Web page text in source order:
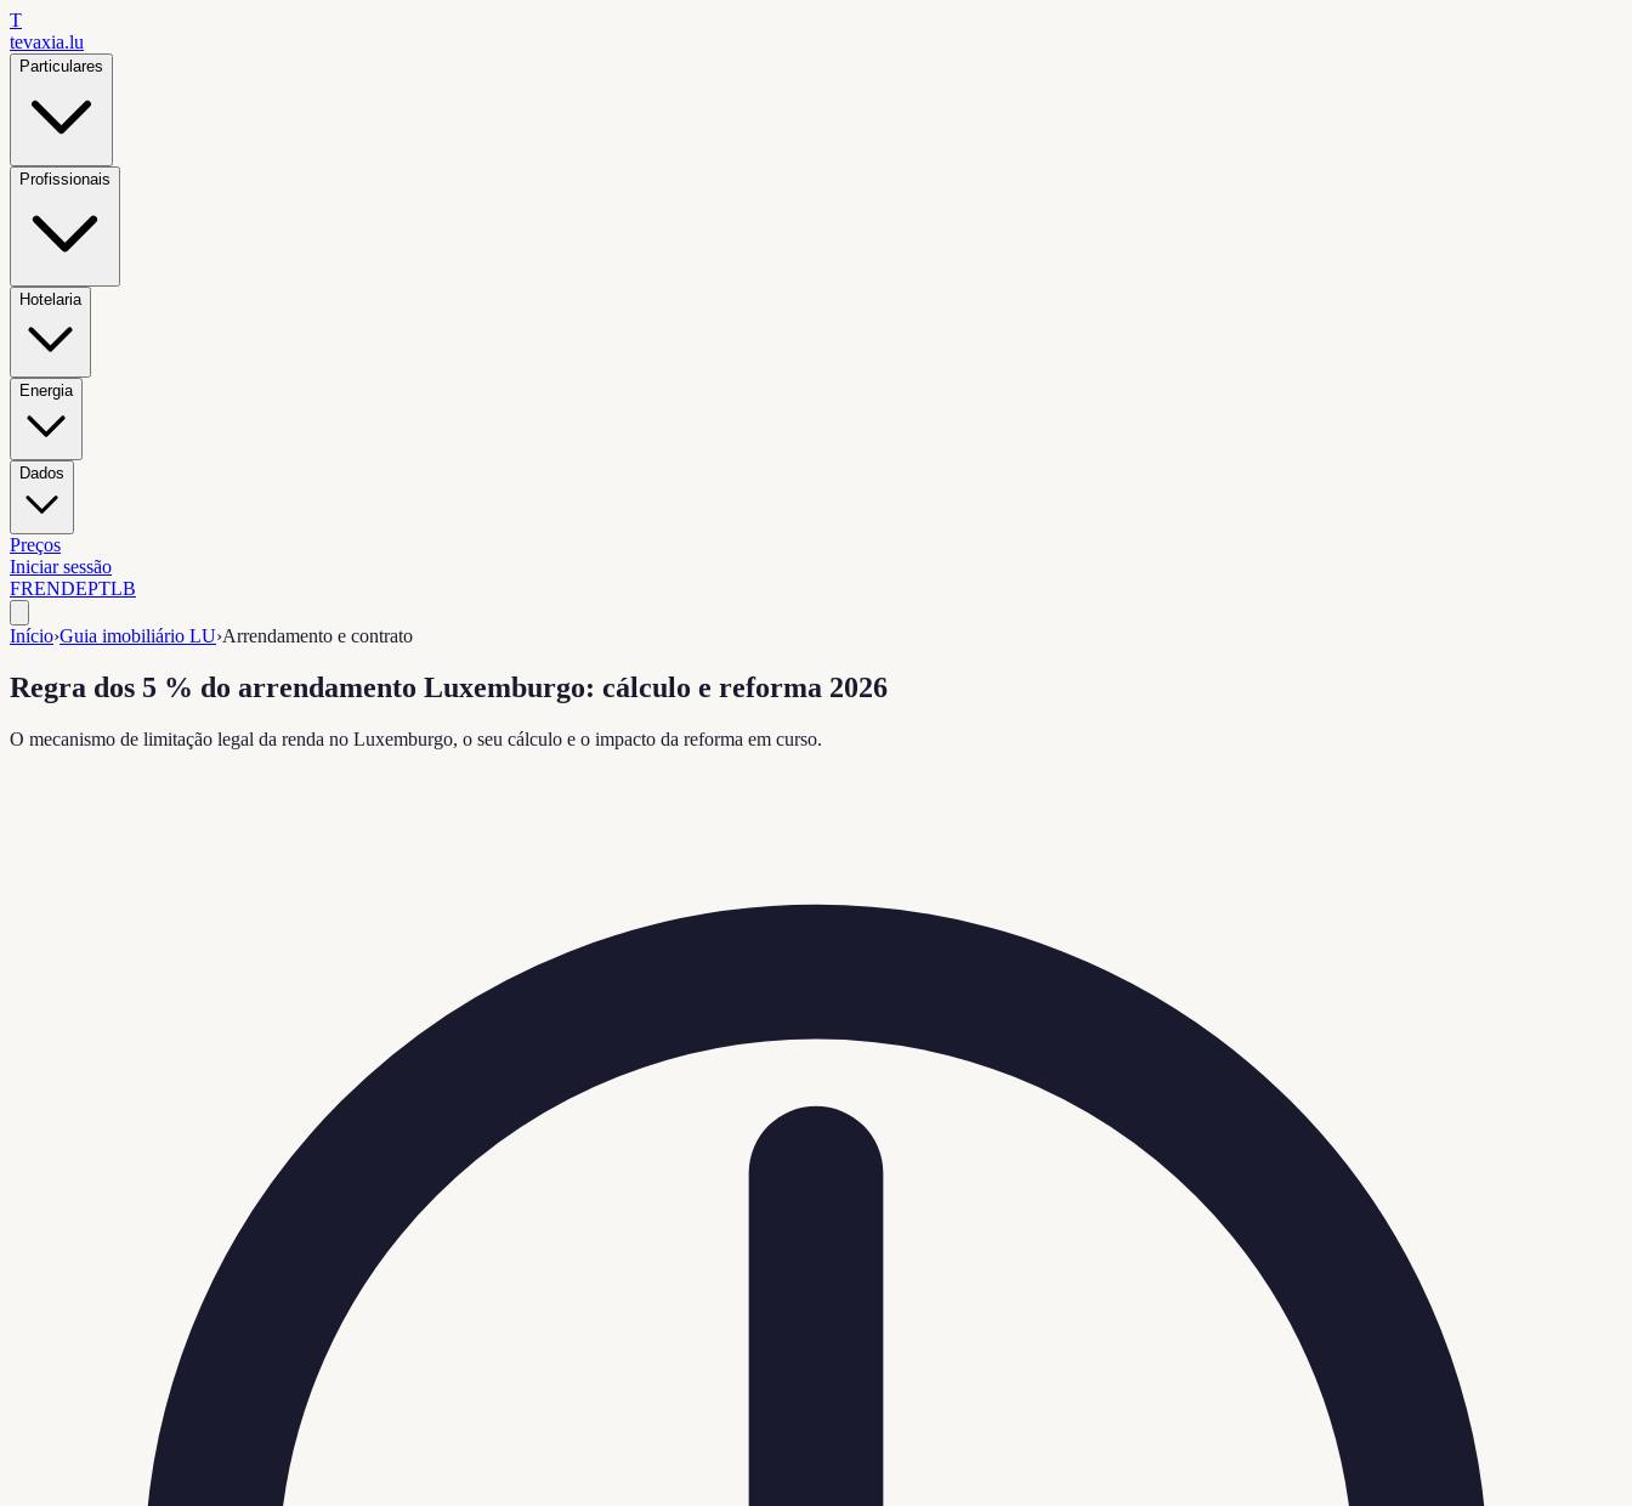
T
tevaxia.lu
Particulares
Profissionais
Hotelaria
Energia
Dados
Preços
Iniciar sessão
FRENDEPTLB
Início›Guia imobiliário LU›Arrendamento e contrato
Regra dos 5 % do arrendamento Luxemburgo: cálculo e reforma 2026
O mecanismo de limitação legal da renda no Luxemburgo, o seu cálculo e o impacto da reforma em curso.